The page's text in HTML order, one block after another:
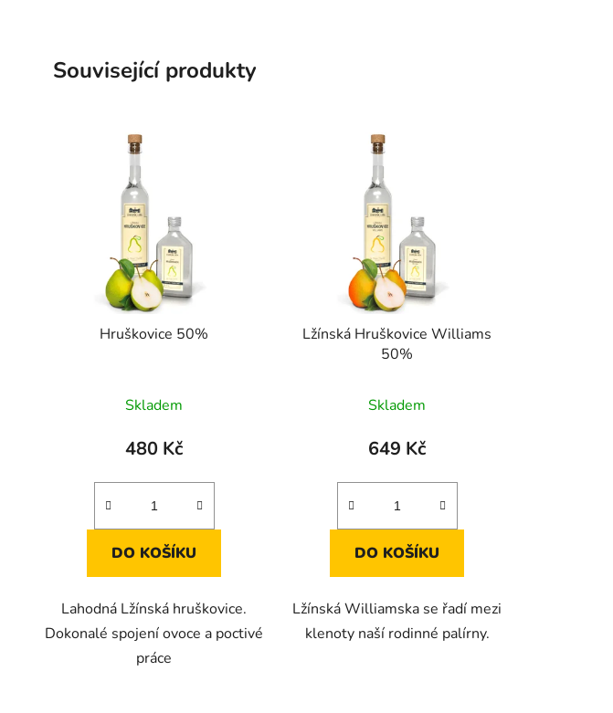
Související produkty
Hruškovice 50%
hodnocení
produktu
4,7
z
hvězdiček.
Skladem
480 Kč
DO KOŠÍKU
Lahodná Lžínská hruškovice.
Dokonalé spojení ovoce a poctivé
práce
Lžínská Hruškovice Williams
50%
hodnocení
produktu
2,3
z
hvězdiček.
Skladem
649 Kč
DO KOŠÍKU
Lžínská Williamska se řadí mezi
klenoty naší rodinné palírny.